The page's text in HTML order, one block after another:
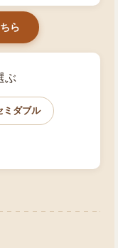
ら
ぶ
ミダブル